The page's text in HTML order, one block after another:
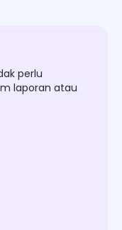
perlu
laporan atau